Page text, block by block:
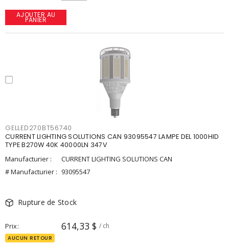
AJOUTER AU
PANIER
GELLED270BT56740
CURRENT LIGHTING SOLUTIONS CAN 93095547 LAMPE DEL 1000HID
TYPE B270W 40K 40000LN 347V
Manufacturier :
CURRENT LIGHTING SOLUTIONS CAN
# Manufacturier : 93095547
Rupture de Stock
Prix 614,33 $ / ch
AUCUN RETOUR